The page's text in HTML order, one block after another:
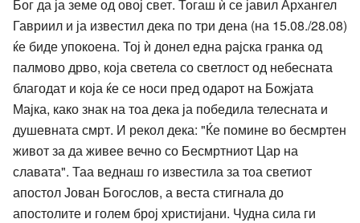
Бог да ја земе од овој свет. Тогаш ѝ се јавил Архангел
Гавриил и ја известил дека по три дена (на 15.08./28.08)
ќе биде упокоена. Тој ѝ донел една рајска гранка од
палмово дрво, која светела со светлост од небесната
благодат и која ќе се носи пред одарот на Божјата
Мајка, како знак на тоа дека ја победила телесната и
душевната смрт. И рекол дека: "Ќе помине во бесмртен
живот за да живее вечно со Бесмртниот Цар на
славата". Таа веднаш го известила за тоа светиот
апостол Јован Богослов, а веста стигнала до
апостолите и голем број христијани. Чудна сила ги